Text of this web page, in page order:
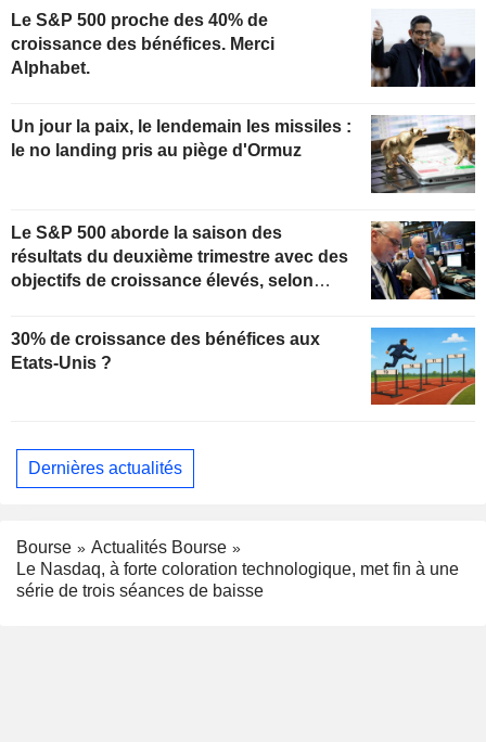
Le S&P 500 proche des 40% de
croissance des bénéfices. Merci
Alphabet.
Un jour la paix, le lendemain les missiles :
le no landing pris au piège d'Ormuz
Le S&P 500 aborde la saison des
résultats du deuxième trimestre avec des
objectifs de croissance élevés, selon
30% de croissance des bénéfices aux
Etats-Unis ?
Dernières actualités
Bourse
Actualités Bourse
Le Nasdaq, à forte coloration technologique, met fin à une
série de trois séances de baisse